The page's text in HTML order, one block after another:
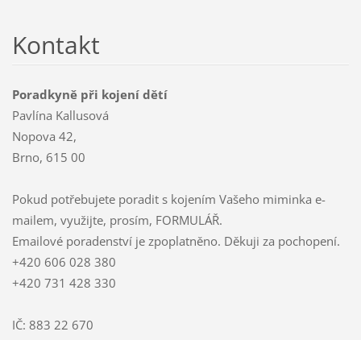
Kontakt
Poradkyně při kojení dětí
Pavlína Kallusová
Nopova 42,
Brno, 615 00
Pokud potřebujete poradit s kojením Vašeho miminka e-
mailem, využijte, prosím, FORMULÁŘ.
Emailové poradenství je zpoplatněno. Děkuji za pochopení.
+420 606 028 380
+420 731 428 330
IČ: 883 22 670